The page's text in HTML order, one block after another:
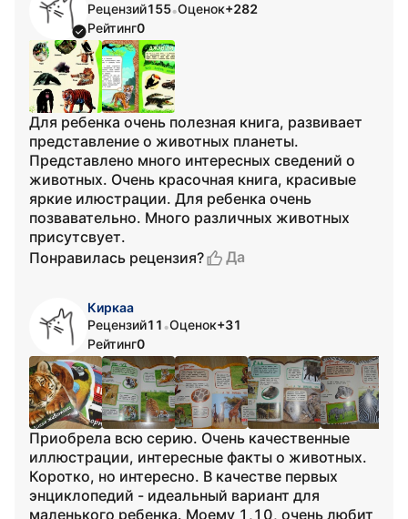
Рецензий155•Оценок+282
Рейтинг0
Для ребенка очень полезная книга, развивает
представление о животных планеты.
Представлено много интересных сведений о
животных. Очень красочная книга, красивые
яркие илюстрации. Для ребенка очень
позвавательно. Много различных животных
присутсвует.
Понравилась рецензия?
Да
Киркаа
Рецензий11 •Оценок+31
Рейтинг0
Приобрела всю серию. Очень качественные
иллюстрации, интересные факты о животных.
Коротко, но интересно. В качестве первых
энциклопедий - идеальный вариант для
маленького ребенка. Моему 1,10, очень любит